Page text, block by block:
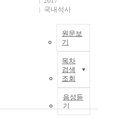
국내석사
원문보
기
목차
검색
조회
음성듣
기